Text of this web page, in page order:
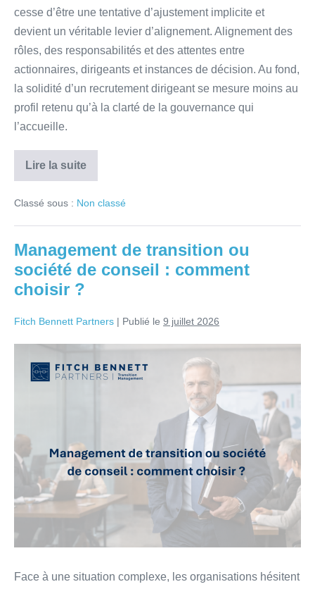
cesse d’être une tentative d’ajustement implicite et
devient un véritable levier d’alignement. Alignement des
rôles, des responsabilités et des attentes entre
actionnaires, dirigeants et instances de décision. Au fond,
la solidité d’un recrutement dirigeant se mesure moins au
profil retenu qu’à la clarté de la gouvernance qui
l’accueille.
Lire la suite
Classé sous : Non classé
Management de transition ou
société de conseil : comment
choisir ?
Fitch Bennett Partners | Publié le 9 juillet 2026
Face à une situation complexe, les organisations hésitent